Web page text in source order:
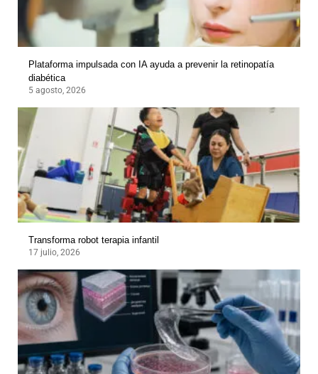
Plataforma impulsada con IA ayuda a prevenir la retinopatía
diabética
5 agosto, 2026
Transforma robot terapia infantil
17 julio, 2026